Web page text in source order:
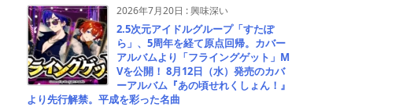
2026年7月20日 :興味深い
2.5次元アイドルグループ「すたぽ
ら」、5周年を経て原点回帰。カバー
アルバムより「フライングゲット」M
Vを公開！ 8月12日（水）発売のカバ
ーアルバム『あの頃せれくしょん！』
より先行解禁。平成を彩った名曲